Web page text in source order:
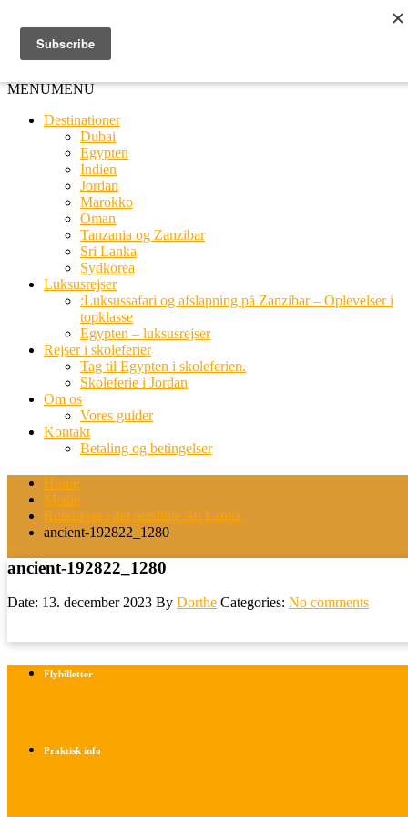
MENUMENU
Destinationer
Dubai
Egypten
Indien
Jordan
Marokko
Oman
Tanzania og Zanzibar
Sri Lanka
Sydkorea
Luksusrejser
:Luksussafari og afslapning på Zanzibar – Oplevelser i
topklasse
Egypten – luksusrejser
Rejser i skoleferier
Tag til Egypten i skoleferien.
Skoleferie i Jordan
Om os
Vores guider
Kontakt
Betaling og betingelser
Home
Medie
Rundrejse i det nordlige Sri Lanka
ancient-192822_1280
ancient-192822_1280
Date: 13. december 2023 By Dorthe Categories: No comments
Flybilletter
Praktisk info